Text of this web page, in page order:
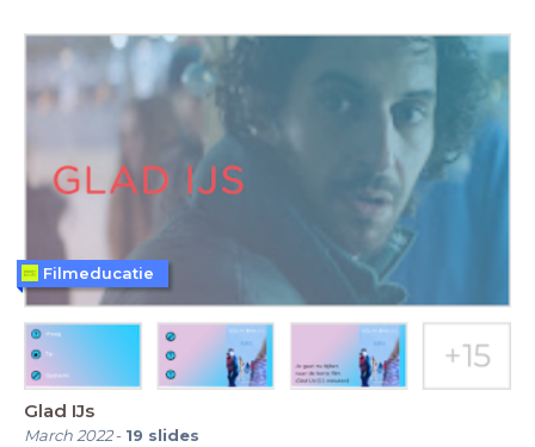
Glad IJs
March 2022- 19 slides
Filmeducatie